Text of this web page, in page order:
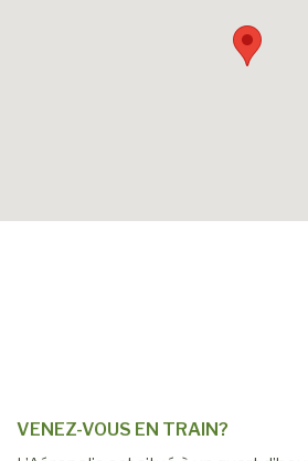
VENEZ-VOUS EN TRAIN?